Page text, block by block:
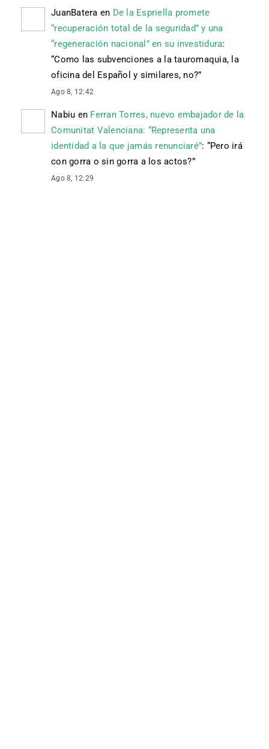
JuanBatera en De la Espriella promete
“recuperación total de la seguridad” y una
“regeneración nacional” en su investidura:
“Como las subvenciones a la tauromaquia, la
oficina del Español y similares, no?”
Ago 8, 12:42
Nabiu en Ferran Torres, nuevo embajador de la
Comunitat Valenciana: “Representa una
identidad a la que jamás renunciaré”: “Pero irá
con gorra o sin gorra a los actos?”
Ago 8, 12:29